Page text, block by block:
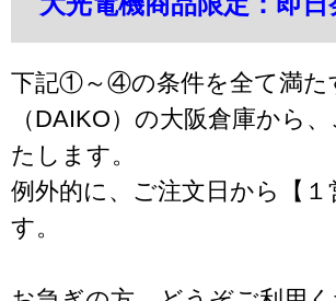
下記①～④の条件を全て満た
（DAIKO）の大阪倉庫から
たします。
例外的に、ご注文日から【
す。